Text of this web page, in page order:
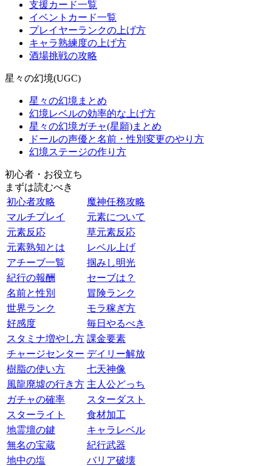
支援カード一覧
イベントカード一覧
プレイヤーランクの上げ方
キャラ熟練度の上げ方
酒場挑戦の攻略
星々の幻境(UGC)
星々の幻境まとめ
幻境レベルの効率的な上げ方
星々の幻境ガチャ(星願)まとめ
ドールの声優と名前・性別変更のやり方
幻境ステージの作り方
初心者・お役立ち
まずは読むべき
初心者攻略
魔神任務攻略
マルチプレイ
元素について
元素反応
草元素反応
元素熟知とは
レベル上げ
アチーブ一覧
掴みし明光
紀行の報酬
セーブは？
名前と性別
冒険ランク
世界ランク
モラ稼ぎ方
好感度
毎日やるべき
スタミナ増やし方 課金要素
チャージセンター デイリー解放
樹脂の使い方
七天神像
風龍廃墟の行き方 主人公どっち
ガチャの確率
スターダスト
スターライト
食材加工
地霊壇の鍵
キャラレベル
無名の宝蔵
紀行武器
地中の塩
バリア破壊